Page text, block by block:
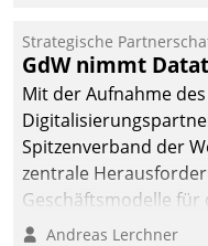
Unternehmen.
Strategische
GdW nimmt
Mit der Aufnahme
Spitzenverband der
zentrale
Geschäftsmodelle für
entwickeln.
Andreas Lerchner